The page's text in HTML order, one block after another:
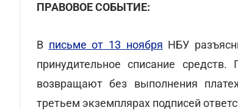
ПРАВОВОЕ СОБЫТИЕ:
В письме от 13 ноября НБУ
принудительное списание
возвращают без выполнения
третьем экземплярах подписей